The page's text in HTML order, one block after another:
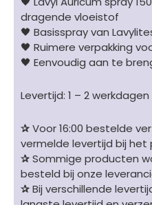
dragende vloeistof
🖤 Basisspray van
🖤 Ruimere verpakking
🖤 Eenvoudig aan te
Levertijd: 1 – 2 werkdagen
✰Voor 16:00 bestelde
vermelde levertijd bij het
✰Sommige producten
besteld bij onze
✰Bij verschillende